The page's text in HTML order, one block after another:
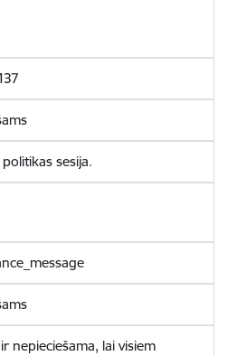
sesija.
nepieciešama, lai visiem